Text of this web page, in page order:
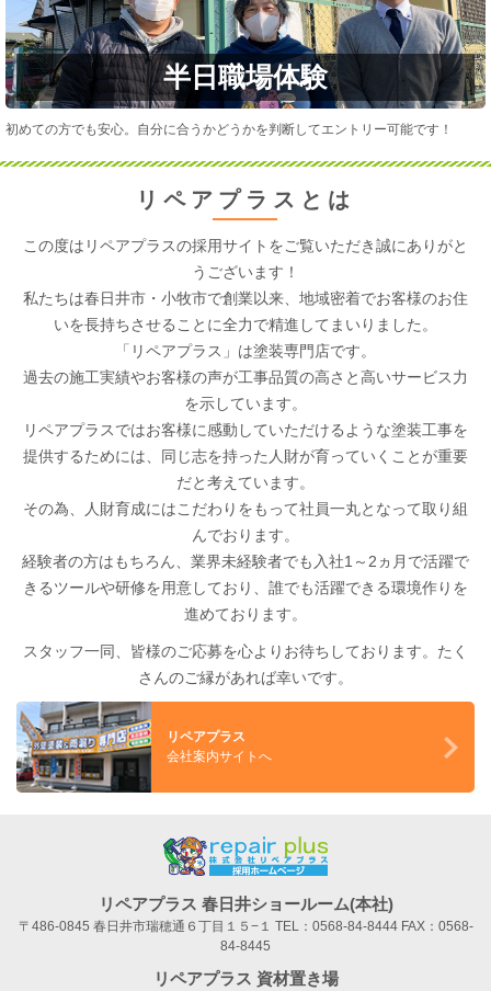
半日職場体験
初めての方でも安心。自分に合うかどうかを判断してエントリー可能です！
リペアプラスとは
この度はリペアプラスの採用サイトをご覧いただき誠にありがと
うございます！
私たちは春日井市・小牧市で創業以来、地域密着でお客様のお住
いを長持ちさせることに全力で精進してまいりました。
「リペアプラス」は塗装専門店です。
過去の施工実績やお客様の声が工事品質の高さと高いサービス力
を示しています。
リペアプラスではお客様に感動していただけるような塗装工事を
提供するためには、同じ志を持った人財が育っていくことが重要
だと考えています。
その為、人財育成にはこだわりをもって社員一丸となって取り組
んでおります。
経験者の方はもちろん、業界未経験者でも入社1～2ヵ月で活躍で
きるツールや研修を用意しており、誰でも活躍できる環境作りを
進めております。
スタッフ一同、皆様のご応募を心よりお待ちしております。たく
さんのご縁があれば幸いです。
リペアプラス
会社案内サイトへ
リペアプラス 春日井ショールーム(本社)
〒486-0845 春日井市瑞穂通６丁目１５−１ TEL： 0568-84-8444FAX：0568-
84-8445
リペアプラス 資材置き場